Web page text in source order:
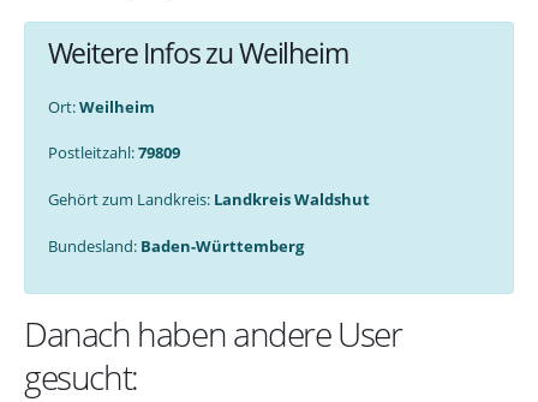
Weitere Infos zu Weilheim
Ort:Weilheim
Postleitzahl:79809
Gehört zum Landkreis: Landkreis Waldshut
Bundesland: Baden-Württemberg
Danach haben andere User
gesucht: